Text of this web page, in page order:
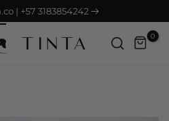
| +57 3183854242
0